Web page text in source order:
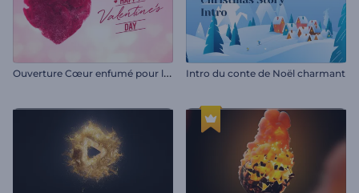
O
uverture Cœur enfumé pour la Saint-Valentin Intro du conte de Noël charmant